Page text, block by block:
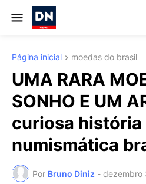
Página inicial moedas do brasil
UMA RARA
SONHO E UM
curiosa história
numismática
Por Bruno Diniz - dezembro